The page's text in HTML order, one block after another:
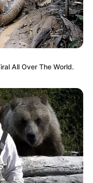
All Over The World.